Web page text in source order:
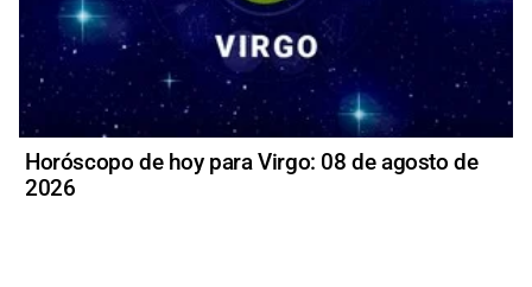
Horóscopo de hoy para Virgo: 08 de agosto de
2026